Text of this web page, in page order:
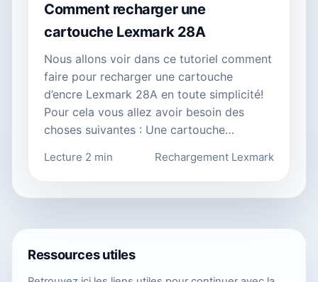
Comment recharger une
cartouche Lexmark 28A
Nous allons voir dans ce tutoriel comment
faire pour recharger une cartouche
d’encre Lexmark 28A en toute simplicité!
Pour cela vous allez avoir besoin des
choses suivantes : Une cartouche…
Lecture 2 min Rechargement Lexmark
Ressources utiles